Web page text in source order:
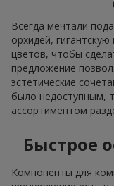
Всегда мечтали
орхидей,
цветов, чтобы
предложение
эстетические
было недоступным,
ассортиментом
Быстрое
Компоненты для